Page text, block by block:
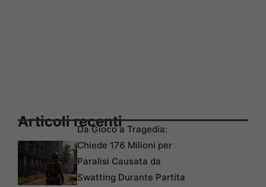
Articoli recentiDa Gioco a Tragedia:
Chiede 176 Milioni per
Paralisi Causata da
Swatting Durante Partita